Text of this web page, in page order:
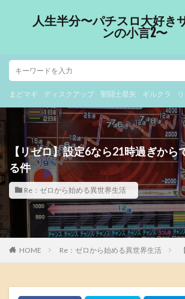
人生半分〜パチスロ大好き
ンの小言2〜
まどマギ ディスクアップ 聖闘士星矢 ギルクラ
【リゼロ】設定6なら21時過ぎから
る件
Re：ゼロから始める異世界生活
HOME Re：ゼロから始める異世界生活